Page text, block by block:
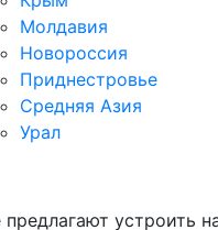
Молдавия
Новороссия
Приднестровье
Средняя Азия
Урал
устроить